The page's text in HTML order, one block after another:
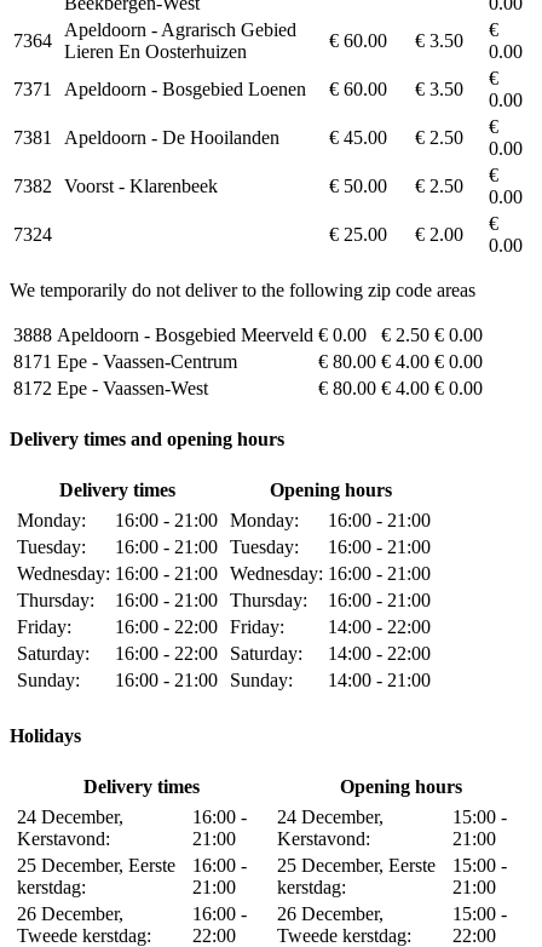
7364
Apeldoorn - Agrarisch Gebied
Lieren En Oosterhuizen
€ 60.00 € 3.50
€
0.00
7371
Apeldoorn - Bosgebied Loenen € 60.00 € 3.50
€
0.00
7381
Apeldoorn - De Hooilanden € 45.00 € 2.50
€
0.00
7382
Voorst - Klarenbeek € 50.00 € 2.50
€
0.00
7324
€ 25.00 € 2.00
€
0.00
We temporarily do not deliver to the following zip code areas
3888 Apeldoorn - Bosgebied Meerveld € 0.00 € 2.50 € 0.00
8171 Epe - Vaassen-Centrum € 80.00 € 4.00 € 0.00
8172 Epe - Vaassen-West € 80.00 € 4.00 € 0.00
Delivery times and opening hours
Delivery times
Opening hours
Monday:
16:00 - 21:00
Tuesday:
16:00 - 21:00
Wednesday: 16:00 - 21:00
Thursday:
16:00 - 21:00
Friday:
16:00 - 22:00
Saturday:
16:00 - 22:00
Sunday:
16:00 - 21:00
Monday:
16:00 - 21:00
Tuesday:
16:00 - 21:00
Wednesday: 16:00 - 21:00
Thursday:
16:00 - 21:00
Friday:
14:00 - 22:00
Saturday:
14:00 - 22:00
Sunday:
14:00 - 21:00
Holidays
Delivery times
Opening hours
24 December,
Kerstavond:
16:00 -
21:00
25 December, Eerste
kerstdag:
16:00 -
21:00
26 December,
Tweede kerstdag:
16:00 -
22:00
24 December,
Kerstavond:
15:00 -
21:00
25 December, Eerste
kerstdag:
15:00 -
21:00
26 December,
Tweede kerstdag:
15:00 -
22:00